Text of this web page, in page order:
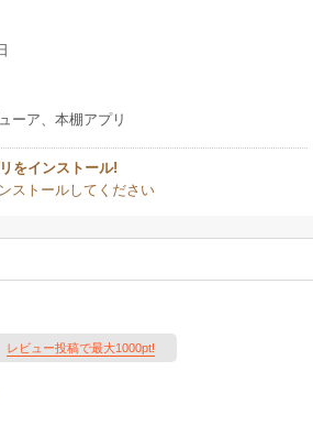
ーア、本棚アプリ
をインストール!
ストールしてください
レビュー投稿で最大1000pt!